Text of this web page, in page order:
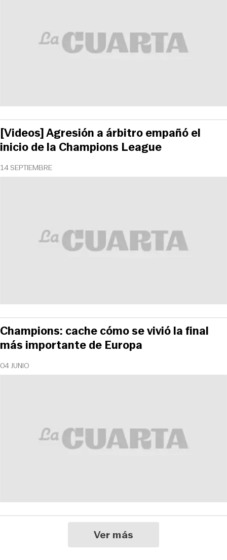
14 SEPTIEMBRE
[Videos] Agresión a árbitro empañó el
inicio de la Champions League
04 JUNIO
Champions: cache cómo se vivió la final
más importante de Europa
Ver más